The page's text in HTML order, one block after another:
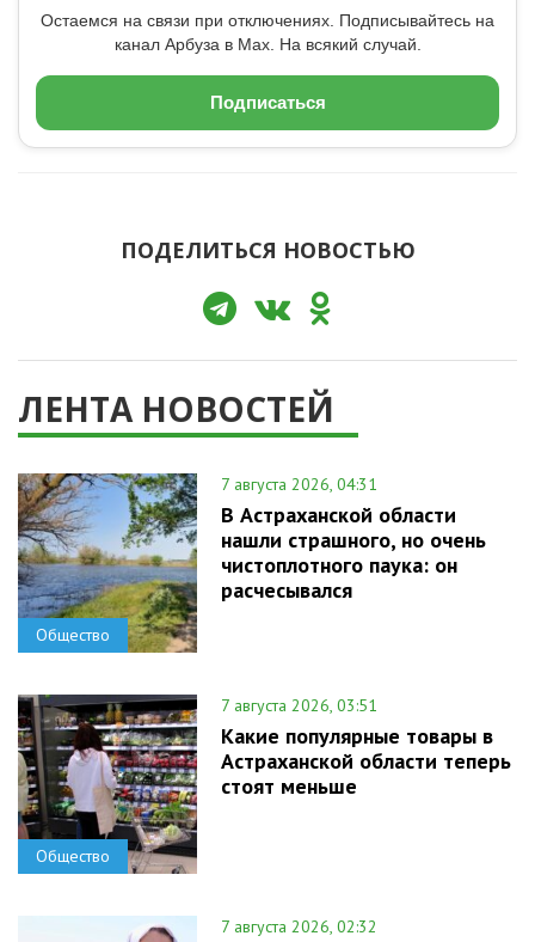
Остаемся на связи при отключениях. Подписывайтесь на
канал Арбуза в Max. На всякий случай.
Подписаться
ПОДЕЛИТЬСЯ НОВОСТЬЮ
ЛЕНТА НОВОСТЕЙ
Общество
7 августа 2026, 04:31
В Астраханской области
нашли страшного, но очень
чистоплотного паука: он
расчесывался
Общество
7 августа 2026, 03:51
Какие популярные товары в
Астраханской области теперь
стоят меньше
7 августа 2026, 02:32